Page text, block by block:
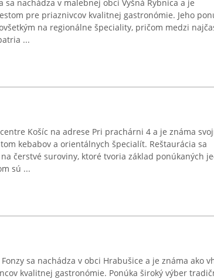
sa nachádza v malebnej obci Vyšná Rybnica a je
pre priaznivcov kvalitnej gastronómie. Jeho
na regionálne špeciality, pričom medzi
...
Košíc na adrese Pri prachárni 4 a je známa
kebabov a orientálnych špecialít. Reštaurácia sa
čerstvé suroviny, ktoré tvoria základ ponúkaných
sú ...
sa nachádza v obci Hrabušice a je známa ako
kvalitnej gastronómie. Ponúka široký výber